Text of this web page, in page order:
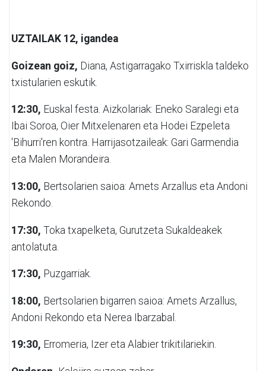
UZTAILAK 12, igandea
Goizean goiz, Diana, Astigarragako Txirriskla taldeko
txistularien eskutik.
12:30, Euskal festa. Aizkolariak: Eneko Saralegi eta
Ibai Soroa, Oier Mitxelenaren eta Hodei Ezpeleta
'Bihurri'ren kontra. Harrijasotzaileak: Gari Garmendia
eta Malen Morandeira.
13:00, Bertsolarien saioa: Amets Arzallus eta Andoni
Rekondo.
17:30, Toka txapelketa, Gurutzeta Sukaldeakek
antolatuta.
17:30, Puzgarriak.
18:00, Bertsolarien bigarren saioa: Amets Arzallus,
Andoni Rekondo eta Nerea Ibarzabal.
19:30, Erromeria, Izer eta Alabier trikitilariekin.